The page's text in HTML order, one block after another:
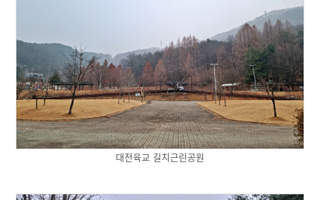
대전육교 길치근린공원